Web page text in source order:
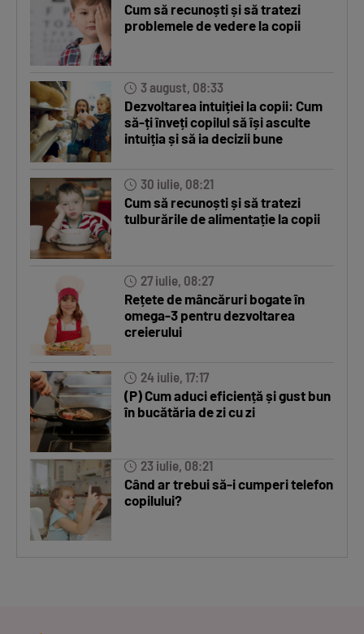
Cum să recunoști și să tratezi
problemele de vedere la copii
3 august, 08:33
Dezvoltarea intuiției la copii: Cum
să-ți înveți copilul să își asculte
intuiția și să ia decizii bune
30 iulie, 08:21
Cum să recunoști și să tratezi
tulburările de alimentație la copii
27 iulie, 08:27
Rețete de mâncăruri bogate în
omega-3 pentru dezvoltarea
creierului
24 iulie, 17:17
(P) Cum aduci eficiență și gust bun
în bucătăria de zi cu zi
23 iulie, 08:21
Când ar trebui să-i cumperi telefon
copilului?